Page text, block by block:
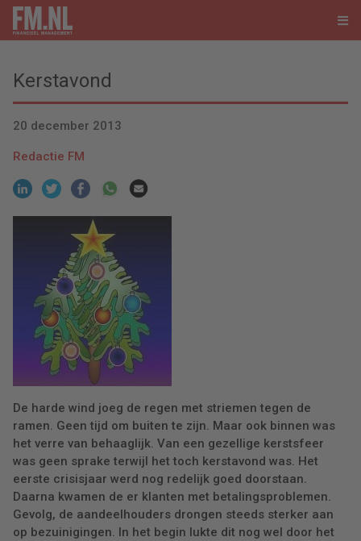
Kerstavond
20 december 2013
Redactie FM
De harde wind joeg de regen met striemen tegen de
ramen. Geen tijd om buiten te zijn. Maar ook binnen was
het verre van behaaglijk. Van een gezellige kerstsfeer
was geen sprake terwijl het toch kerstavond was. Het
eerste crisisjaar werd nog redelijk goed doorstaan.
Daarna kwamen de er klanten met betalingsproblemen.
Gevolg, de aandeelhouders drongen steeds sterker aan
op bezuinigingen. In het begin lukte dit nog wel door het